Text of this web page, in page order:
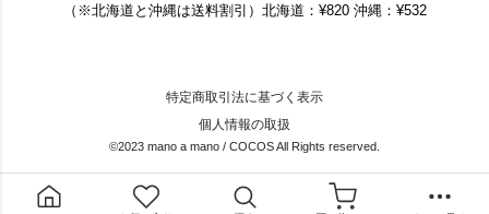
（※北海道と沖縄は送料割引）北海道：¥820 沖縄：¥532
特定商取引法に基づく表示
個人情報の取扱
©2023 mano a mano / COCOS All Rights reserved.